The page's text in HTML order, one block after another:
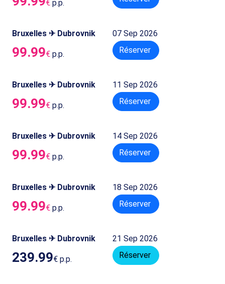
€ p.p.
Bruxelles ✈ Dubrovnik 07 Sep 2026
99.99€ p.p. Réserver
Bruxelles ✈ Dubrovnik 11 Sep 2026
99.99€ p.p. Réserver
Bruxelles ✈ Dubrovnik 14 Sep 2026
99.99€ p.p. Réserver
Bruxelles ✈ Dubrovnik 18 Sep 2026
99.99€ p.p. Réserver
Bruxelles ✈ Dubrovnik 21 Sep 2026
239.99€ p.p. Réserver